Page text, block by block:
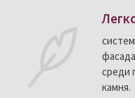
среди
камня.